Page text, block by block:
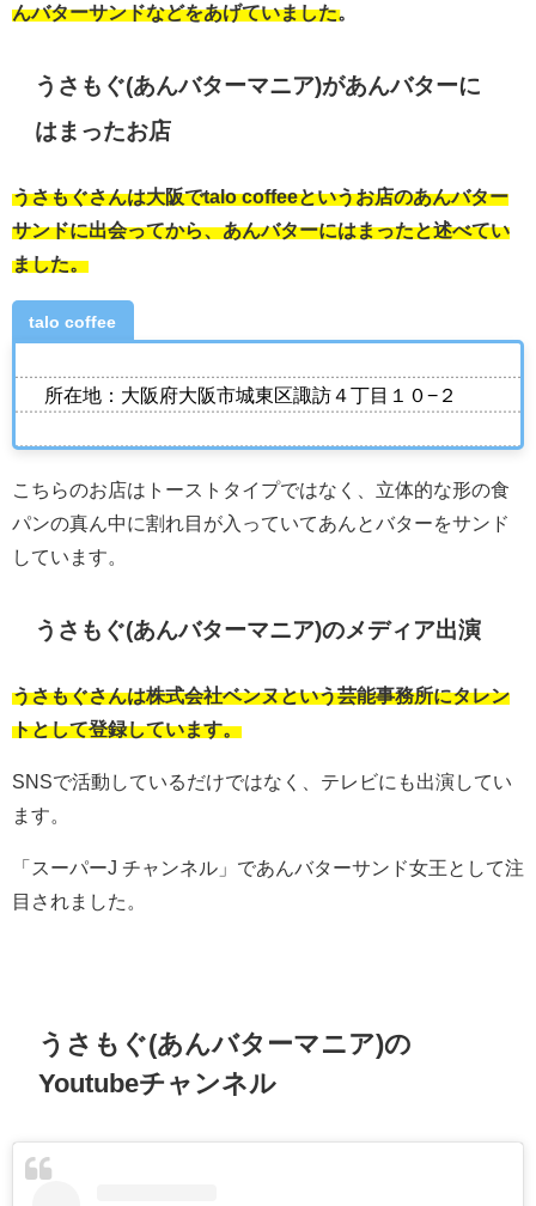
んバターサンドなどをあげていました。
うさもぐ(あんバターマニア)があんバターに
はまったお店
うさもぐさんは大阪でtalo coffeeというお店のあんバター
サンドに出会ってから、あんバターにはまったと述べてい
ました。
talo coffee
所在地：大阪府大阪市城東区諏訪４丁目１０−２
こちらのお店はトーストタイプではなく、立体的な形の食
パンの真ん中に割れ目が入っていてあんとバターをサンド
しています。
うさもぐ(あんバターマニア)のメディア出演
うさもぐさんは株式会社ベンヌという芸能事務所にタレン
トとして登録しています。
SNSで活動しているだけではなく、テレビにも出演してい
ます。
「スーパーJ チャンネル」であんバターサンド女王として注
目されました。
うさもぐ(あんバターマニア)の
Youtubeチャンネル